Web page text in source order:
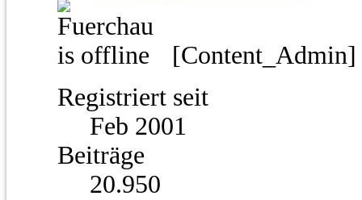
[Content_Admin]
Registriert seit
Feb 2001
Beiträge
20.950